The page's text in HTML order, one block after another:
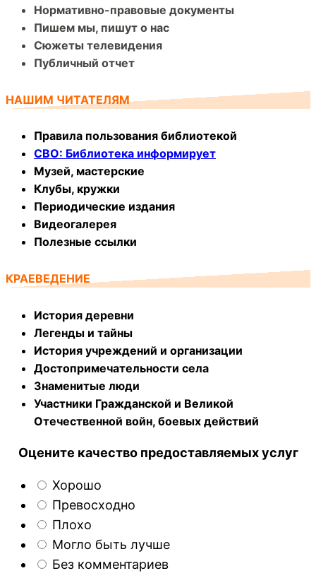
Нормативно-правовые документы
Пишем мы, пишут о нас
Сюжеты телевидения
Публичный отчет
НАШИМ ЧИТАТЕЛЯМ
Правила пользования библиотекой
СВО: Библиотека информирует
Музей, мастерские
Клубы, кружки
Периодические издания
Видеогалерея
Полезные ссылки
КРАЕВЕДЕНИЕ
История деревни
Легенды и тайны
История учреждений и организации
Достопримечательности села
Знаменитые люди
Участники Гражданской и Великой
Отечественной войн, боевых действий
Оцените качество предоставляемых услуг
Хорошо
Превосходно
Плохо
Могло быть лучше
Без комментариев